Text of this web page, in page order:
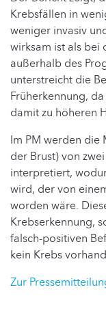
Krebsfällen in
weniger invasiv
wirksam ist als bei
außerhalb des
unterstreicht die
Früherkennung,
damit zu höheren
Im PM werden die
der Brust) von
interpretiert,
wird, der von
worden wäre.
Krebserkennung,
falsch-positiven
kein Krebs
Zur